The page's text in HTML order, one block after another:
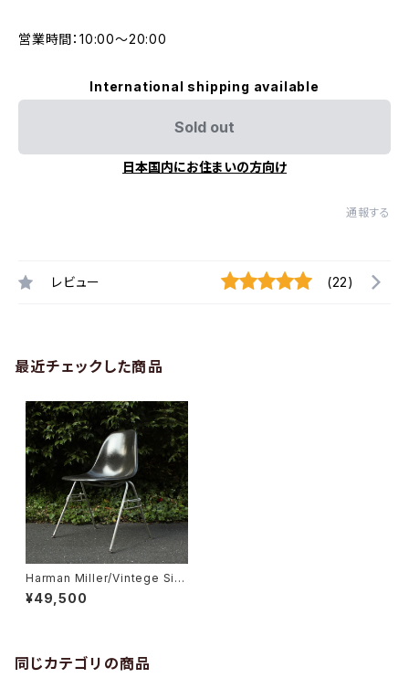
営業時間：10:00〜20:00
International shipping available
Sold out
日本国内にお住まいの方向け
通報する
レビュー (22)
最近チェックした商品
Harman Miller/Vintege Sid
e Shell Chair 3rd
¥49,500
同じカテゴリの商品